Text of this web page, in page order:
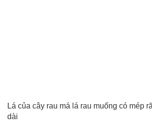
Lá của cây rau má lá rau muống có mép
dài